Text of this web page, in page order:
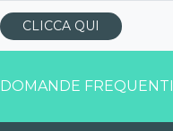
CLICCA QUI
DOMANDE FREQUENTI